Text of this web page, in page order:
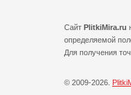
Сайт PlitkiMira.ru
определяемой
Для получения
© 2009-2026.